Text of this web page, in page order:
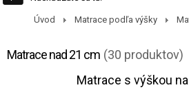
Úvod Matrace podľa výšky
Matrace nad 21 cm (30 produktov)
Matrace s výškou